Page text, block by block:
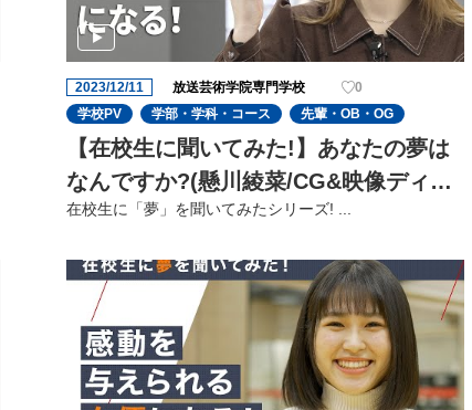
2023/12/11 放送芸術学院専門学校
0
学校PV
学部・学科・コース 先輩・OB・OG
【在校生に聞いてみた!】あなたの夢は
なんですか?(懸川綾菜/CG&映像ディレ
クターコース)
在校生に「夢」を聞いてみたシリーズ! ...